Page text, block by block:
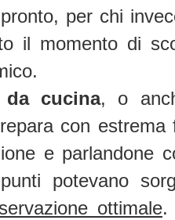
per chi
il momento di
cucina, o
con
e parlandone
potevano
ottimale.